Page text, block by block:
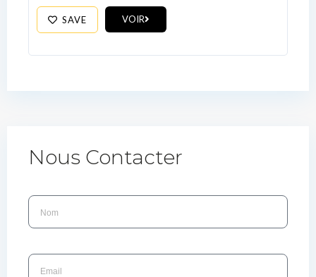
SAVE VOIR
Nous Contacter